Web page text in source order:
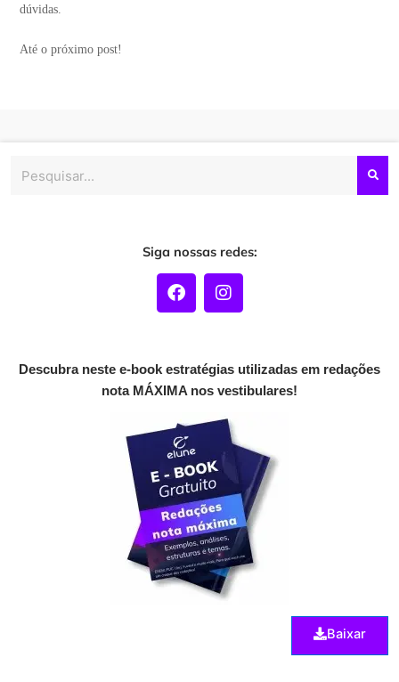
dúvidas.
Até o próximo post!
Siga nossas redes:
F
a
c
o
o
I
n
s
g
r
m
Descubra neste e-book estratégias utilizadas em redações
nota MÁXIMA nos vestibulares!
Baixar